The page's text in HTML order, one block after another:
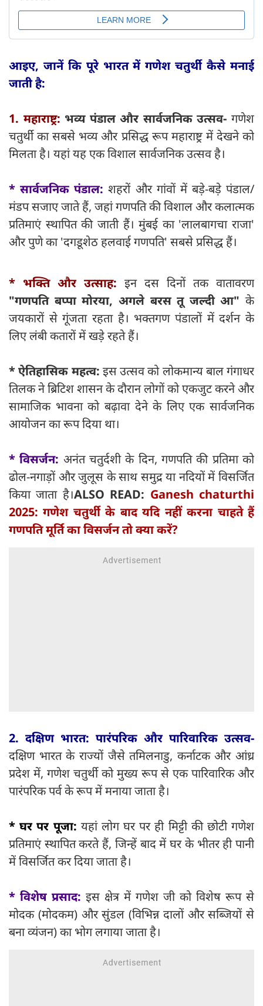
आइए, जानें कि पूरे भारत में गणेश चतुर्थी कैसे मनाई
जाती है:
1. महाराष्ट्र: भव्य पंडाल और सार्वजनिक उत्सव-गणेश
चतुर्थी का सबसे भव्य और प्रसिद्ध रूप महाराष्ट्र में देखने को
मिलता है। यहां यह एक विशाल सार्वजनिक उत्सव है।
* सार्वजनिक पंडाल:शहरों और गांवों में बड़े-बड़े पंडाल/
मंडप सजाए जाते हैं, जहां गणपति की विशाल और कलात्मक
प्रतिमाएं स्थापित की जाती हैं। मुंबई का 'लालबागचा राजा'
और पुणे का 'दगडूशेठ हलवाई गणपति' सबसे प्रसिद्ध हैं।
* भक्ति और उत्साह: इन दस दिनों तक वातावरण
"गणपति बप्पा मोरया, अगले बरस तू जल्दी आ" के
जयकारों से गूंजता रहता है। भक्तगण पंडालों में दर्शन के
लिए लंबी कतारों में खड़े रहते हैं।
* ऐतिहासिक महत्व: इस उत्सव को लोकमान्य बाल गंगाधर
तिलक ने ब्रिटिश शासन के दौरान लोगों को एकजुट करने और
सामाजिक भावना को बढ़ावा देने के लिए एक सार्वजनिक
आयोजन का रूप दिया था।
* विसर्जन: अनंत चतुर्दशी के दिन, गणपति की प्रतिमा को
ढोल-नगाड़ों और जुलूस के साथ समुद्र या नदियों में विसर्जित
किया जाता है।ALSO READ: Ganesh chaturthi
2025: गणेश चतुर्थी के बाद यदि नहीं करना चाहते हैं
गणपति मूर्ति का विसर्जन तो क्या करें?
2. दक्षिण भारत: पारंपरिक और पारिवारिक उत्सव-
दक्षिण भारत के राज्यों जैसे तमिलनाडु, कर्नाटक और आंध्र
प्रदेश में, गणेश चतुर्थी को मुख्य रूप से एक पारिवारिक और
पारंपरिक पर्व के रूप में मनाया जाता है।
* घर पर पूजा: यहां लोग घर पर ही मिट्टी की छोटी गणेश
प्रतिमाएं स्थापित करते हैं, जिन्हें बाद में घर के भीतर ही पानी
में विसर्जित कर दिया जाता है।
* विशेष प्रसाद: इस क्षेत्र में गणेश जी को विशेष रूप से
मोदक (मोदकम) और सुंडल (विभिन्न दालों और सब्जियों से
बना व्यंजन) का भोग लगाया जाता है।